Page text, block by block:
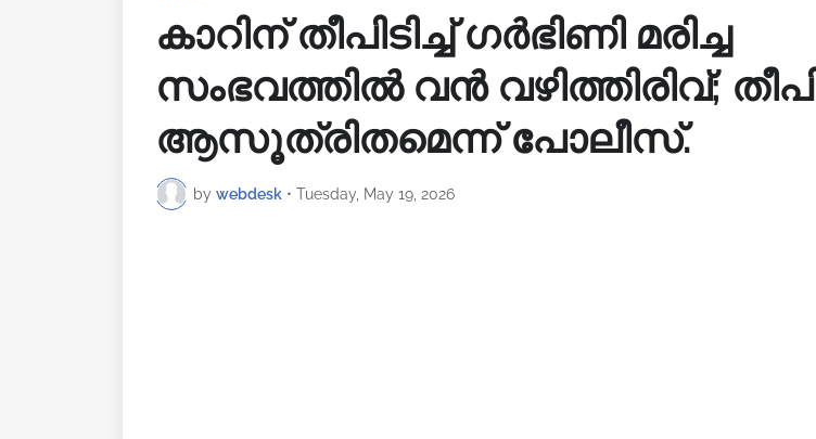
കാറിന് തീപിടിച്ച്‌ ഗര്‍ഭിണി മരിച്ച
സംഭവത്തില്‍ വൻ വഴിത്തിരിവ്;
ആസൂത്രിതമെന്ന് പോലീസ്.
by webdesk • Tuesday, May 19, 2026